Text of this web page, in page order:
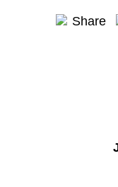
Share